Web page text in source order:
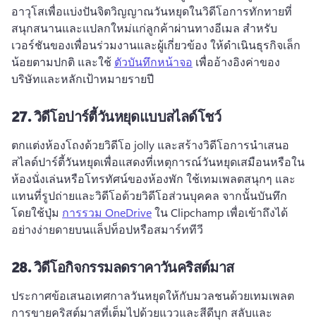
อาวุโสเพื่อแบ่งปันจิตวิญญาณวันหยุดในวิดีโอการทักทายที่
สนุกสนานและแปลกใหม่แก่ลูกค้าผ่านทางอีเมล สําหรับ
เวอร์ชันของเพื่อนร่วมงานและผู้เกี่ยวข้อง ให้ดําเนินธุรกิจเล็ก
น้อยตามปกติ และใช้ ตัวบันทึกหน้าจอ เพื่ออ้างอิงค่าของ
บริษัทและหลักเป้าหมายรายปี
27.วิดีโอปาร์ตี้วันหยุดแบบสไลด์โชว์
ตกแต่งห้องโถงด้วยวิดีโอ jolly และสร้างวิดีโอการนําเสนอ
สไลด์ปาร์ตี้วันหยุดเพื่อแสดงที่เหตุการณ์วันหยุดเสมือนหรือใน
ห้องนั่งเล่นหรือโทรทัศน์ของห้องพัก ใช้เทมเพลตสนุกๆ และ
แทนที่รูปถ่ายและวิดีโอด้วยวิดีโอส่วนบุคคล จากนั้นบันทึก
โดยใช้ปุ่ม การรวม OneDrive ใน Clipchamp เพื่อเข้าถึงได้
อย่างง่ายดายบนแล็ปท็อปหรือสมาร์ททีวี
28.วิดีโอกิจกรรมลดราคาวันคริสต์มาส
ประกาศข้อเสนอเทศกาลวันหยุดให้กับมวลชนด้วยเทมเพลต
การขายคริสต์มาสที่เต็มไปด้วยแววและสีดีบุก สลับและ